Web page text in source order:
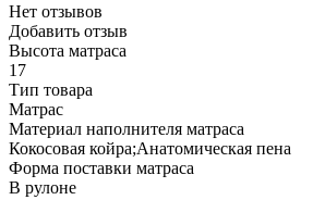
Нет отзывов
Добавить отзыв
Высота матраса
17
Тип товара
Матрас
Материал наполнителя матраса
Кокосовая койра;Анатомическая пена
Форма поставки матраса
В рулоне